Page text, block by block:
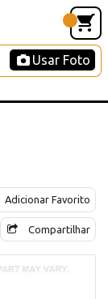
Usar Foto
Adicionar Favorito
Compartilhar